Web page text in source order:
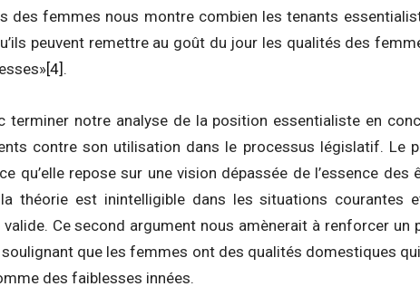
des femmes nous montre combien les tenants
peuvent remettre au goût du jour les qualités des
[4] .
terminer notre analyse de la position essentialiste en
contre son utilisation dans le processus législatif. Le
qu’elle repose sur une vision dépassée de l’essence
théorie est inintelligible dans les situations courantes
Ce second argument nous amènerait à renforcer un
que les femmes ont des qualités domestiques
des faiblesses innées.